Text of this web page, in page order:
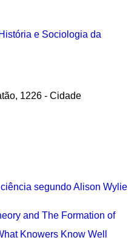
e Sociologia da
1226 - Cidade
segundo Alison Wylie
and The Formation of
Knowers Know Well